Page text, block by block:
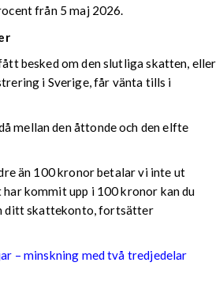
från 5 maj 2026.
besked om den slutliga skatten, eller
i Sverige, får vänta tills i
mellan den åttonde och den elfte
än 100 kronor betalar vi inte ut
har kommit upp i 100 kronor kan du
ditt skattekonto, fortsätter
– minskning med två tredjedelar